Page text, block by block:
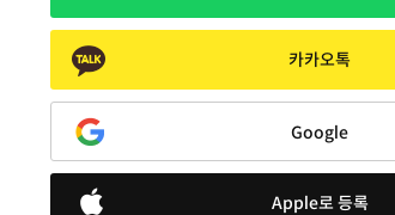
카카오톡
Google
Apple로 등록